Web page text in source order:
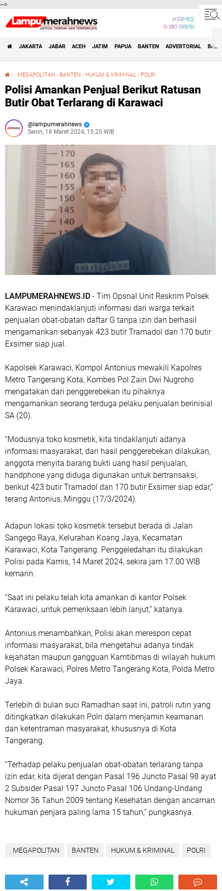
-->
KAMIS
6 08 2026
JAKARTA JABAR ACEH JATIM PAPUA BANTEN ADVERTORIAL BALI
› . MEGAPOLITAN › BANTEN › HUKUM & KRIMINAL › POLRI
Polisi Amankan Penjual Berikut Ratusan
Butir Obat Terlarang di Karawaci
lampumerahnews
Senin, 18 Maret 2024, 15.25 WIB
LAMPUMERAHNEWS.ID - Tim Opsnal Unit Reskrim Polsek
Karawaci menindaklanjuti informasi dari warga terkait
penjualan obat-obatan daftar G tanpa izin dan berhasil
mengamankan sebanyak 423 butir Tramadol dan 170 butir
Exsimer siap jual.
Kapolsek Karawaci, Kompol Antonius mewakili Kapolres
Metro Tangerang Kota, Kombes Pol Zain Dwi Nugroho
mengatakan dari penggerebekan itu pihaknya
mengamankan seorang terduga pelaku penjualan berinisial
SA (20).
“Modusnya toko kosmetik, kita tindaklanjuti adanya
informasi masyarakat, dari hasil penggerebekan dilakukan,
anggota menyita barang bukti uang hasil penjualan,
handphone yang diduga digunakan untuk bertransaksi,
berikut 423 butir Tramadol dan 170 butir Exsimer siap edar,”
terang Antonius, Minggu (17/3/2024).
Adapun lokasi toko kosmetik tersebut berada di Jalan
Sangego Raya, Kelurahan Koang Jaya, Kecamatan
Karawaci, Kota Tangerang. Penggeledahan itu dilakukan
Polisi pada Kamis, 14 Maret 2024, sekira jam 17.00 WIB
kemarin.
“Saat ini pelaku telah kita amankan di kantor Polsek
Karawaci, untuk pemeriksaan lebih lanjut,” katanya.
Antonius menambahkan, Polisi akan merespon cepat
informasi masyarakat, bila mengetahui adanya tindak
kejahatan maupun gangguan Kamtibmas di wilayah hukum
Polsek Karawaci, Polres Metro Tangerang Kota, Polda Metro
Jaya.
Terlebih di bulan suci Ramadhan saat ini, patroli rutin yang
ditingkatkan dilakukan Polri dalam menjamin keamanan
dan ketentraman masyarakat, khususnya di Kota
Tangerang.
“Terhadap pelaku penjualan obat-obatan terlarang tanpa
izin edar, kita dijerat dengan Pasal 196 Juncto Pasal 98 ayat
2 Subsider Pasal 197 Juncto Pasal 106 Undang-Undang
Nomor 36 Tahun 2009 tentang Kesehatan dengan ancaman
hukuman penjara paling lama 15 tahun,” pungkasnya.
. MEGAPOLITAN BANTEN HUKUM & KRIMINAL POLRI